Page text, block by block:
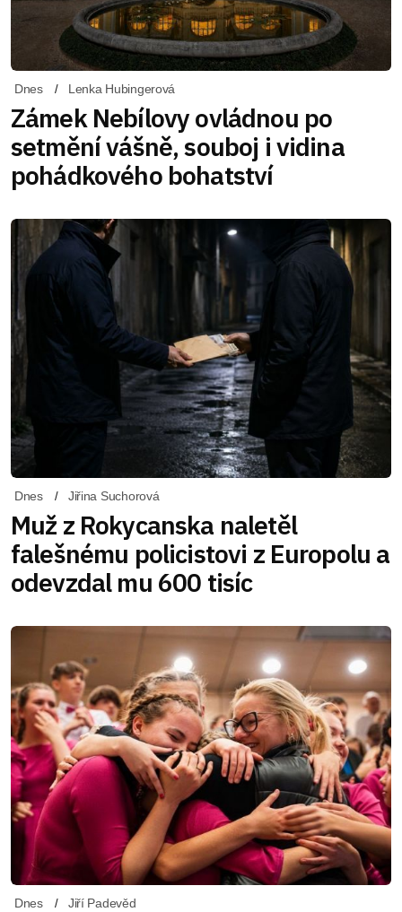
Dnes Lenka Hubingerová
Zámek Nebílovy ovládnou po
setmění vášně, souboj i vidina
pohádkového bohatství
Dnes Jiřina Suchorová
Muž z Rokycanska naletěl
falešnému policistovi z Europolu a
odevzdal mu 600 tisíc
Dnes Jiří Padevěd